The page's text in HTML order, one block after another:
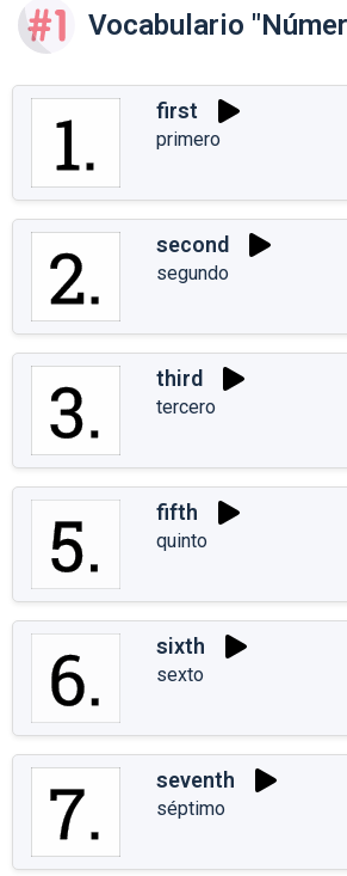
Vocabulario
first
primero
second
segundo
third
tercero
fifth
quinto
sixth
sexto
seventh
séptimo